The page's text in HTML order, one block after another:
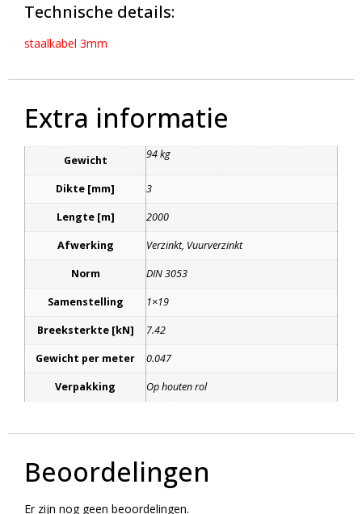
Technische details:
staalkabel 3mm
Extra informatie
Gewicht 94 kg
Dikte [mm] 3
Lengte [m] 2000
Afwerking Verzinkt, Vuurverzinkt
Norm DIN 3053
Samenstelling 1×19
Breeksterkte [kN] 7.42
Gewicht per meter 0.047
Verpakking Op houten rol
Beoordelingen
Er zijn nog geen beoordelingen.